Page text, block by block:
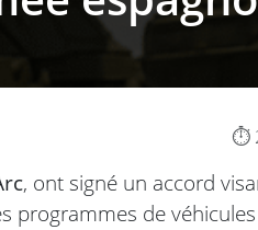
⏱️
, ont signé un accord
programmes de